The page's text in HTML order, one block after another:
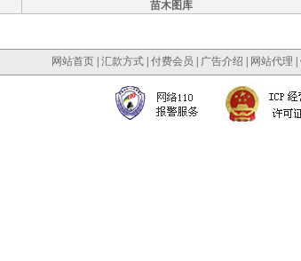
苗木图库
网站首页| 汇款方式| 付费会员 广告介绍 网站代理